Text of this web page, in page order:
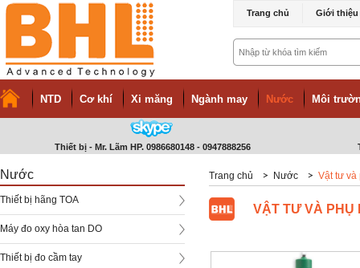
Trang chủ Giới thiệu
NTD Cơ khí Xi măng Ngành may Nước Môi
Thiết bị - Mr. Lãm HP. 0986680148 - 0947888256
Nước
Thiết bị hãng TOA
Máy đo oxy hòa tan DO
Thiết bị đo cầm tay
Trang chủ Nước Vật tư và
VẬT TƯ VÀ PHỤ